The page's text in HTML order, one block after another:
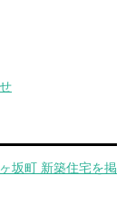
坂町 新築住宅を掲